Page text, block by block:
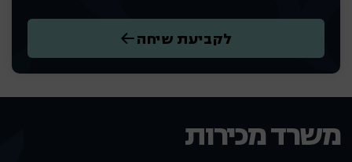
לקביעת שיחה
משרד מכירות